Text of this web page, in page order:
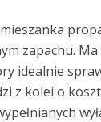
zapachu.
idealnie
z kolei o